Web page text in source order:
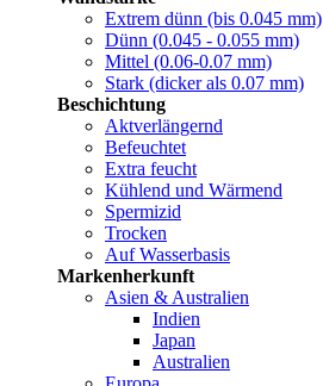
Extrem dünn (bis 0.045 mm)
Dünn (0.045 - 0.055 mm)
Mittel (0.06-0.07 mm)
Stark (dicker als 0.07 mm)
Beschichtung
Aktverlängernd
Befeuchtet
Extra feucht
Kühlend und Wärmend
Spermizid
Trocken
Auf Wasserbasis
Markenherkunft
Asien & Australien
Indien
Japan
Australien